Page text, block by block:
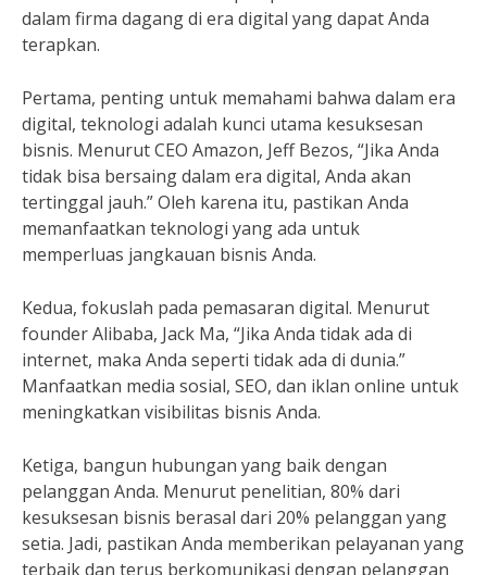
dalam firma dagang di era digital yang dapat Anda
terapkan.
Pertama, penting untuk memahami bahwa dalam era
digital, teknologi adalah kunci utama kesuksesan
bisnis. Menurut CEO Amazon, Jeff Bezos, “Jika Anda
tidak bisa bersaing dalam era digital, Anda akan
tertinggal jauh.” Oleh karena itu, pastikan Anda
memanfaatkan teknologi yang ada untuk
memperluas jangkauan bisnis Anda.
Kedua, fokuslah pada pemasaran digital. Menurut
founder Alibaba, Jack Ma, “Jika Anda tidak ada di
internet, maka Anda seperti tidak ada di dunia.”
Manfaatkan media sosial, SEO, dan iklan online untuk
meningkatkan visibilitas bisnis Anda.
Ketiga, bangun hubungan yang baik dengan
pelanggan Anda. Menurut penelitian, 80% dari
kesuksesan bisnis berasal dari 20% pelanggan yang
setia. Jadi, pastikan Anda memberikan pelayanan yang
terbaik dan terus berkomunikasi dengan pelanggan